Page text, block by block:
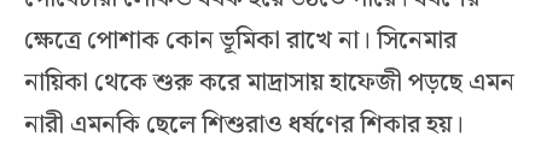
ক্ষেত্রে পোশাক কোন ভূমিকা রাখে না। সিনেমার
নায়িকা থেকে শুরু করে মাদ্রাসায় হাফেজী পড়ছে এমন
নারী এমনকি ছেলে শিশুরাও ধর্ষণের শিকার হয়।